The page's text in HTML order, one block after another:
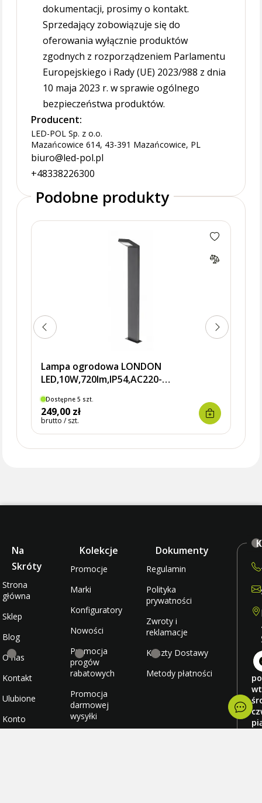
dokumentacji, prosimy o kontakt.
Sprzedający zobowiązuje się do
oferowania wyłącznie produktów
zgodnych z rozporządzeniem Parlamentu
Europejskiego i Rady (UE) 2023/988 z dnia
10 maja 2023 r. w sprawie ogólnego
bezpieczeństwa produktów.
Producent:
LED-POL Sp. z o.o.
Mazańcowice 614, 43-391 Mazańcowice, PL
biuro@led-pol.pl
+48338226300
Podobne produkty
Lampa ogrodowa LONDON
LED,10W,720lm,IP54,AC220-
Dostępne 5 szt.
249,00 zł
brutto / szt.
Na
Skróty
Strona
główna
Sklep
Blog
O nas
Kontakt
Ulubione
Konto
Kolekcje
Promocje
Marki
Konfiguratory
Nowości
Promocja
progów
rabatowych
Promocja
darmowej
wysyłki
Dokumenty
Regulamin
Polityka
prywatności
Zwroty i
reklamacje
Koszty Dostawy
Metody płatności